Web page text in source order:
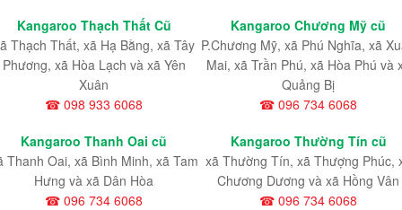
Kangaroo Thạch Thất Cũ
Thạch Thất, xã Hạ Bằng, xã Tây
Phương, xã Hòa Lạch và xã Yên
Xuân
☎ 098 933 6068
Kangaroo Chương Mỹ cũ
P.Chương Mỹ, xã Phú Nghĩa, xã
Mai, xã Trần Phú, xã Hòa Phú và
Quảng Bị
☎ 096 734 6068
Kangaroo Thanh Oai cũ
Thanh Oai, xã Bình Minh, xã Tam
Hưng và xã Dân Hòa
☎ 096 734 6068
Kangaroo Thường Tín cũ
xã Thường Tín, xã Thượng Phúc,
Chương Dương và xã Hồng Vân
☎ 096 734 6068